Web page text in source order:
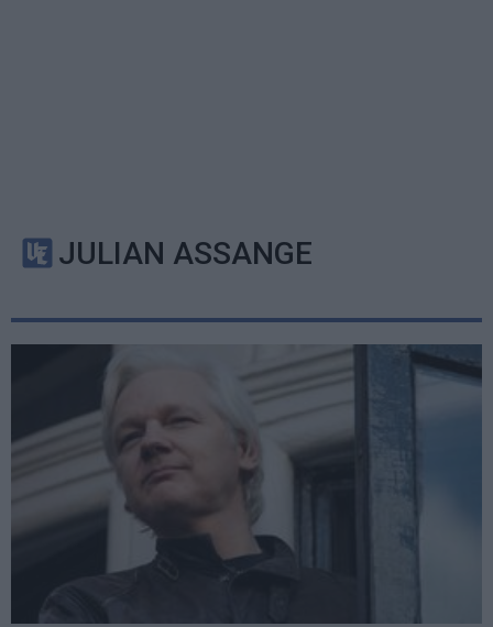
JULIAN ASSANGE